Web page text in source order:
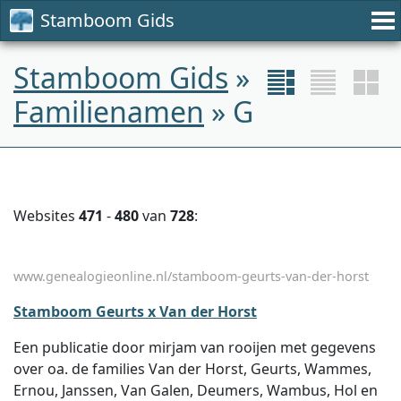
Stamboom Gids
Stamboom Gids »
Familienamen » G
Websites 471 -480van 728:
www.genealogieonline.nl/stamboom-geurts-van-der-horst
Stamboom Geurts x Van der Horst
Een publicatie door mirjam van rooijen met gegevens
over oa. de families Van der Horst, Geurts, Wammes,
Ernou, Janssen, Van Galen, Deumers, Wambus, Hol en